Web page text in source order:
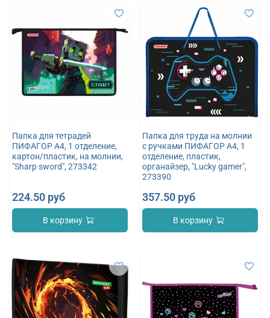
Папка для тетрадей
ПИФАГОР А4, 1 отделение,
картон/пластик, на молнии,
"Sharp sword", 273342
224.50 руб
В корзину
Папка для труда на молнии
с ручками ПИФАГОР А4, 1
отделение, пластик,
органайзер, "Lucky gamer",
273390
357.50 руб
В корзину